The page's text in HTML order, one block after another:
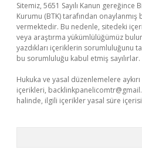
Sitemiz, 5651 Sayılı Kanun
Kurumu (BTK) tarafından onaylanmış
vermektedir. Bu nedenle, sitedeki
veya araştırma yükümlülüğümüz
yazdıkları içeriklerin sorumluluğunu
bu sorumluluğu kabul etmiş sayılırlar.
Hukuka ve yasal düzenlemelere
içerikleri,
halinde, ilgili içerikler yasal süre